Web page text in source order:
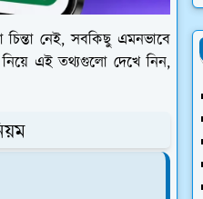
নেই, সবকিছু এমনভাবে
এই তথ্যগুলো দেখে নিন,